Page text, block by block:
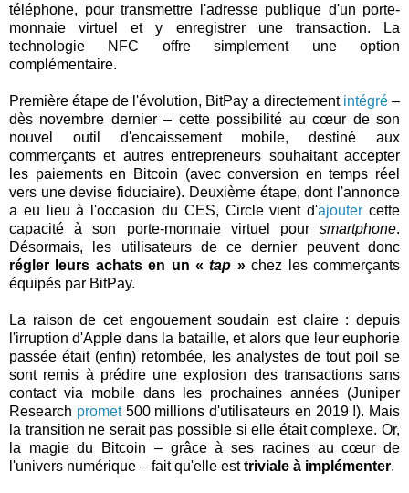
téléphone, pour transmettre l'adresse publique d'un porte-
monnaie virtuel et y enregistrer une transaction. La
technologie NFC offre simplement une option
complémentaire.
Première étape de l'évolution, BitPay a directement intégré –
dès novembre dernier – cette possibilité au cœur de son
nouvel outil d'encaissement mobile, destiné aux
commerçants et autres entrepreneurs souhaitant accepter
les paiements en Bitcoin (avec conversion en temps réel
vers une devise fiduciaire). Deuxième étape, dont l'annonce
a eu lieu à l'occasion du CES, Circle vient d'ajouter cette
capacité à son porte-monnaie virtuel pour smartphone.
Désormais, les utilisateurs de ce dernier peuvent donc
régler leurs achats en un «tap »chez les commerçants
équipés par BitPay.
La raison de cet engouement soudain est claire : depuis
l'irruption d'Apple dans la bataille, et alors que leur euphorie
passée était (enfin) retombée, les analystes de tout poil se
sont remis à prédire une explosion des transactions sans
contact via mobile dans les prochaines années (Juniper
Research promet500 millions d'utilisateurs en 2019 !). Mais
la transition ne serait pas possible si elle était complexe. Or,
la magie du Bitcoin – grâce à ses racines au cœur de
l'univers numérique – fait qu'elle esttriviale à implémenter.